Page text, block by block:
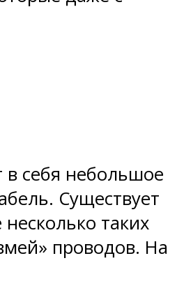
себя небольшое
Существует
таких
проводов. На